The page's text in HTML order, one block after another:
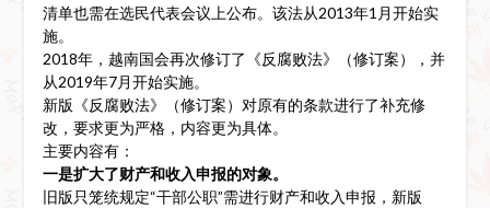
清单也需在选民代表会议上公布。该法从2013年1月开始实
施。
2018年，越南国会再次修订了《反腐败法》（修订案），并
从2019年7月开始实施。
新版《反腐败法》（修订案）对原有的条款进行了补充修
改，要求更为严格，内容更为具体。
主要内容有：
一是扩大了财产和收入申报的对象。
旧版只笼统规定“干部公职”需进行财产和收入申报，新版